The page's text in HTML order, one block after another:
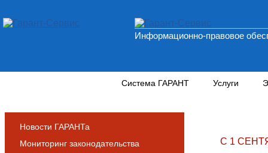
Информационно-правовое
Система ГАРАНТ Услуги
Новости ГАРАНТа
Мониторинг законодательства
С 1